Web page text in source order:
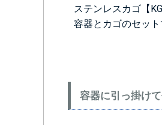
ステンレスカゴ【
容器とカゴのセッ
容器に引っ掛け